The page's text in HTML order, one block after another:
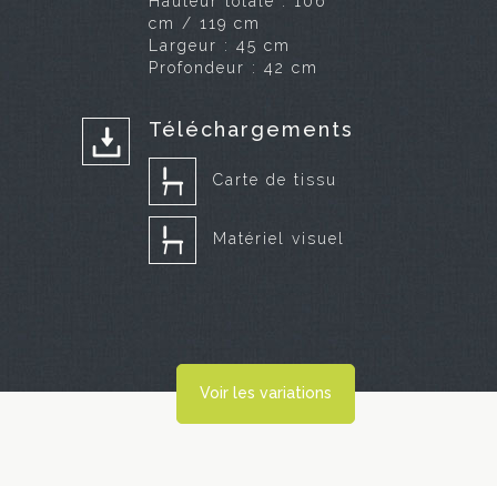
cm / 119 cm
Largeur : 45 cm
Profondeur : 42 cm
Téléchargements
Carte de tissu
Matériel visuel
Voir les variations